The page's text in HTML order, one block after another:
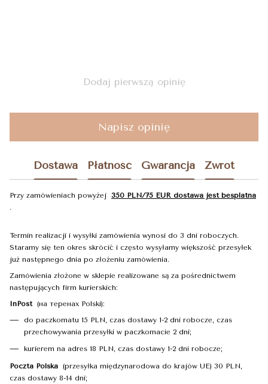
Dodaj pierwszą opinię
Napisz opinię
Dostawa Płatność Gwarancja Zwrot
Przy zamówieniach powyżej 350 PLN/75 EUR dostawa jest besplatna
.
Termin realizacji i wysyłki zamówienia wynosi do 3 dni roboczych.
Staramy się ten okres skrócić i często wysyłamy większość przesyłek
już następnego dnia po złożeniu zamówienia.
Zamówienia złożone w sklepie realizowane są za pośrednictwem
następujących firm kurierskich:
InPost(на теренах Polski):
do paczkomatu 15 PLN, czas dostawy 1-2 dni robocze, czas
przechowywania przesyłki w paczkomacie 2 dni;
kurierem na adres 18 PLN, czas dostawy 1-2 dni robocze;
Poczta Polska (przesyłka międzynarodowa do krajów UE) 30 PLN,
czas dostawy 8-14 dni;